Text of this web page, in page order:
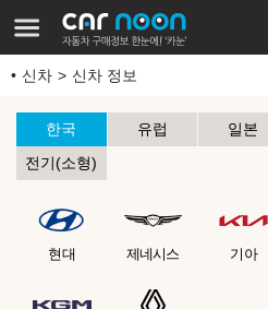
신차 신차 정보
한국 유럽 일본
전기(소형)
현대 제네시스 기아